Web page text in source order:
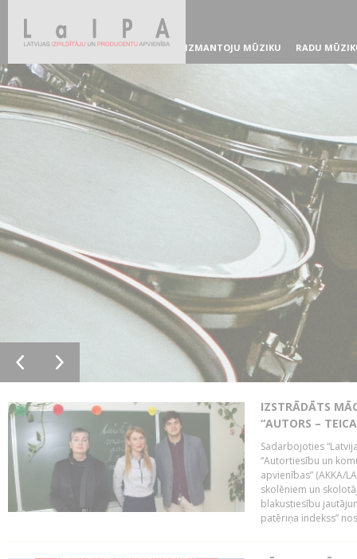
IZMANTOJU MŪZIKU RADU
IZSTRĀDĀTS
“AUTORS –
Sadarbojoties
“Autortiesību un
apvienības” (AKKA/
skolēniem un
blakustiesību
patēriņa indekss”